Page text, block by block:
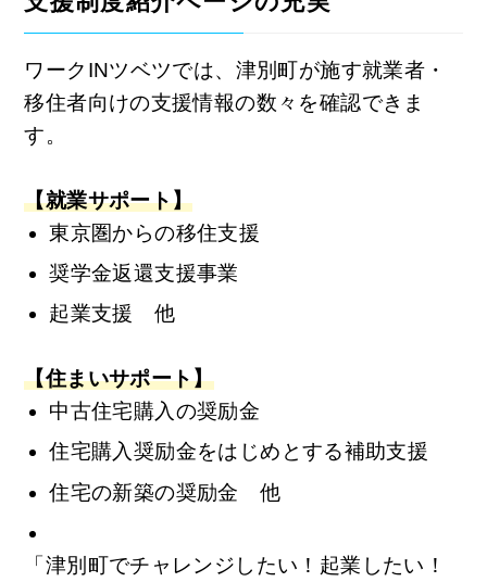
ワークINツベツでは、津別町が施す就業者・
移住者向けの支援情報の数々を確認できま
す。
【就業サポート】
東京圏からの移住支援
奨学金返還支援事業
起業支援 他
【住まいサポート】
中古住宅購入の奨励金
住宅購入奨励金をはじめとする補助支援
住宅の新築の奨励金 他
「津別町でチャレンジしたい！起業したい！